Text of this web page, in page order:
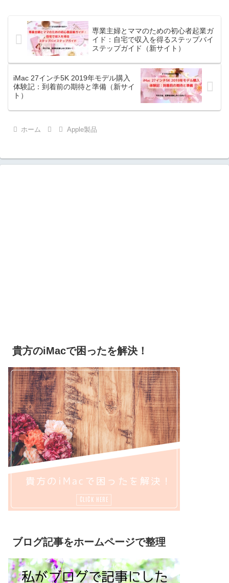
すことにしました。 贅沢出来る
ように精一杯頑張ります。 末永
くお付き合いを、お願いいたし
ます。 ブログの中では、次のよ
らと思います。 ■起業までの準
備や期間 ■起業に至るまでの道
のり、困難、克服方法 ■起業後
の体験談、成功要因、失敗体
方法も紹介します。
pCloudを徹底比較し、機能、セ
キュリティ、コストパフォーマ
ンスを紹介。 公私ともに、デジ
タルデータが貯ってしまうんで
うだし。データの保管に困って
いるので、デジタルデータの保
管についてチョット考えてみま
専業主婦とママのための初心者起業ガ
イド：自宅で収入を得るステップバイ
ステップガイド（新サイト）
iMac 27インチ5K 2019年モデル購入
体験記：到着前の期待と準備（新サイ
ト）
ホーム Apple製品
貴方のiMacで困ったを解決！
ブログ記事をホームページで整理